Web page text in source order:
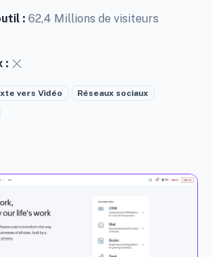
: 62,4 Millions de visiteurs
:
vers Vidéo Réseaux sociaux